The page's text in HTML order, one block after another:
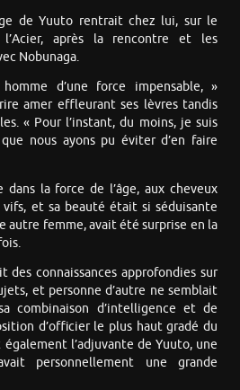
de Yuuto rentrait chez lui, sur le
après la rencontre et les
Nobunaga.
d’une force impensable, »
amer effleurant ses lèvres tandis
« Pour l’instant, du moins, je suis
nous ayons pu éviter d’en faire
la force de l’âge, aux cheveux
et sa beauté était si séduisante
autre femme, avait été surprise en la
des connaissances approfondies sur
et personne d’autre ne semblait
combinaison d’intelligence et de
d’officier le plus haut gradé du
l’adjuvante de Yuuto, une
personnellement une grande